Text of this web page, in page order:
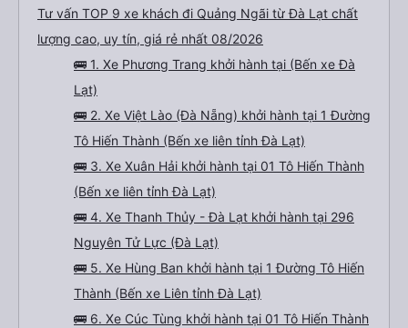
Спасибо на том,что хоть наш водитель на автостраде после выезда из
города не сигналил. В целом, мне было комфортно спать, я
громком объявляет, что удобно. Приехали мы раньше
запланированного времени на целый час! В целом, поездка была более
чем комфортная, она превзошла наши ожидания. Надеюсь, мой опыт и
отзыв поможет путешественникам определиться с выбором
транспорта и компании!
Tư vấn TOP 9 xe khách đi Quảng Ngãi từ Đà Lạt chất
lượng cao, uy tín, giá rẻ nhất 08/2026
🚌 1. Xe Phương Trang khởi hành tại (Bến xe Đà
Lạt)
🚌 2. Xe Việt Lào (Đà Nẵng) khởi hành tại 1 Đường
Tô Hiến Thành (Bến xe liên tỉnh Đà Lạt)
🚌 3. Xe Xuân Hải khởi hành tại 01 Tô Hiến Thành
(Bến xe liên tỉnh Đà Lạt)
🚌 4. Xe Thanh Thủy - Đà Lạt khởi hành tại 296
Nguyên Tử Lực (Đà Lạt)
🚌 5. Xe Hùng Ban khởi hành tại 1 Đường Tô Hiến
Thành (Bến xe Liên tỉnh Đà Lạt)
🚌 6. Xe Cúc Tùng khởi hành tại 01 Tô Hiến Thành